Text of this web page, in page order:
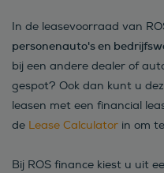
In de leasevoorraad van
personenauto's en
bij een andere dealer of
gespot? Ook dan kunt u
leasen met een financial
de Lease Calculator in om
Bij ROS finance kiest u uit